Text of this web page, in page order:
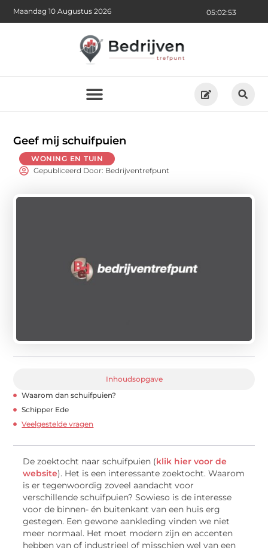
05:02:55
Maandag 10 Augustus 2026
Geef mij schuifpuien
WONING EN TUIN
Gepubliceerd Door: Bedrijventrefpunt
Inhoudsopgave
Waarom dan schuifpuien?
Schipper Ede
Veelgestelde vragen
De zoektocht naar schuifpuien (klik hier voor de
website). Het is een interessante zoektocht. Waarom
is er tegenwoordig zoveel aandacht voor
verschillende schuifpuien? Sowieso is de interesse
voor de binnen- én buitenkant van een huis erg
gestegen. Een gewone aankleding vinden we niet
meer normaal. Het moet modern zijn en accenten
hebben van of industrieel of misschien wel van een